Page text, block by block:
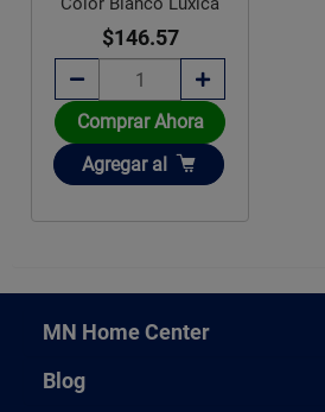
$146.57
Comprar Ahora
Añadir
Agregar al
MN Home Center
Blog